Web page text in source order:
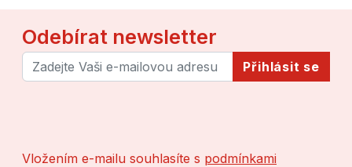
Odebírat newsletter
Přihlásit se
Vložením e-mailu souhlasíte s podmínkami